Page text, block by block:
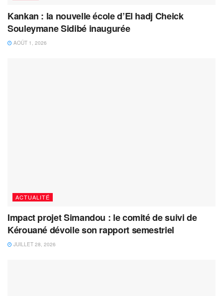
Kankan : la nouvelle école d’El hadj Cheick
Souleymane Sidibé inaugurée
AOÛT 1, 2026
ACTUALITÉ
Impact projet Simandou : le comité de suivi de
Kérouané dévoile son rapport semestriel
JUILLET 28, 2026